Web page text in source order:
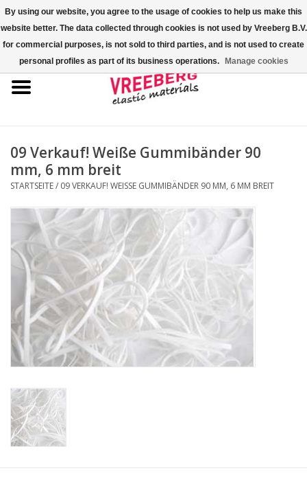
0 Artikel - €0,00
Startseite
Bunte Gummibänder
Gummispannseile
Palettenspanner
Kreuzgummibänder/X-Bands
Fastfix-Spannbänder
Geknotete Elastikschlaufe
Sonderangebot!
Weiße Gummibänder –
Sonderangebot!
09 Verkauf! Weiße Gummibänder 90
mm, 6 mm breit
STARTSEITE/ 09 VERKAUF! WEISSE GUMMIBÄNDER 90 MM, 6 MM BREIT
By using our website, you agree to the usage of cookies to help us make this
website better. The data collected through cookies is not used by Vreeberg B.V.
for commercial purposes, is not sold to third parties, and is not used to create
personal profiles as part of its business operations.
Manage cookies